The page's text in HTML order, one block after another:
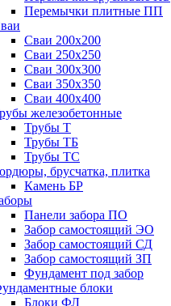
Перемычки плитные ПП
Сваи 200х200
Сваи 250х250
Сваи 300х300
Сваи 350х350
Сваи 400х400
железобетонные
Трубы Т
Трубы ТБ
Трубы ТС
брусчатка, плитка
Камень БР
Панели забора ПО
Забор самостоящий ЭО
Забор самостоящий СД
Забор самостоящий ЗП
Фyндамент под забор
блоки
Блоки ФЛ